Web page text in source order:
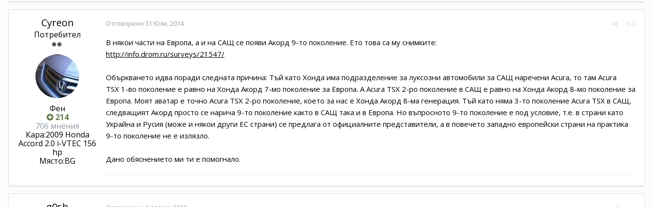
Cyreon
Потребител
Фен
214
706 мнения
Кара:2009 Honda
Accord 2.0 i-VTEC 156
hp
Място:BG
#43
Отговорено 31 Юли, 2014
В някои части на Европа, а и на САЩ се появи Акорд 9-то поколение. Ето това са му снимките:
http://info.drom.ru/surveys/21547/
Объркването идва поради следната причина: Тъй като Хонда има подразделение за луксозни автомобили за САЩ наречени Аcura, то там Аcura
TSX 1-во поколение е равно на Хонда Акорд 7-мо поколение за Европа. А Аcura TSX 2-ро поколение в САЩ е равно на Хонда Акорд 8-мо поколение за
Европа. Моят аватар е точно Аcura TSX 2-ро поколение, което за нас е Хонда Акорд 8-ма генерация. Тъй като няма 3-то поколение Аcura TSX в САЩ,
следващият Акорд просто се нарича 9-то поколение както в САЩ така и в Европа. Но въпросното 9-то поколение е под условие, т.е. в страни като
Украйна и Русия (може и някои други ЕС страни) се предлага от официалните представители, а в повечето западно европейски страни на практика
9-то поколение не е излязло.
Дано обяснението ми ти е помогнало.